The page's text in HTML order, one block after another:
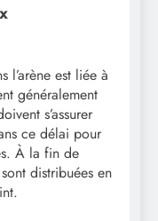
l’arène est liée à
généralement
s’assurer
ce délai pour
À la fin de
distribuées en